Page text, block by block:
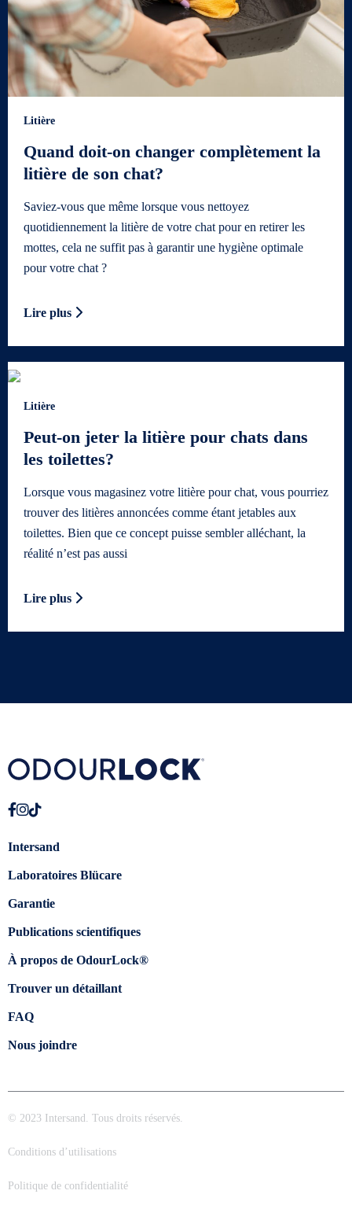
Litière
Quand doit-on changer complètement la
litière de son chat?
Saviez-vous que même lorsque vous nettoyez
quotidiennement la litière de votre chat pour en retirer les
mottes, cela ne suffit pas à garantir une hygiène optimale
pour votre chat ?
Lire plus
Litière
Peut-on jeter la litière pour chats dans
les toilettes?
Lorsque vous magasinez votre litière pour chat, vous pourriez
trouver des litières annoncées comme étant jetables aux
toilettes. Bien que ce concept puisse sembler alléchant, la
réalité n’est pas aussi
Lire plus
Intersand
Laboratoires Blücare
Garantie
Publications scientifiques
À propos de OdourLock®
Trouver un détaillant
FAQ
Nous joindre
© 2023 Intersand. Tous droits réservés.
Conditions d’utilisations
Politique de confidentialité